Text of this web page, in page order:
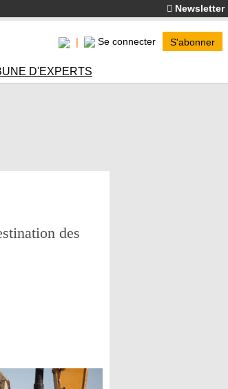
Newsletter
Se connecter S'abonner
D'EXPERTS
des